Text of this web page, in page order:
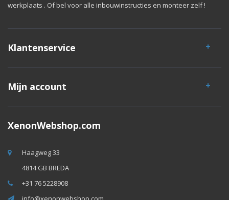
werkplaats . Of bel voor alle inbouwinstructies en monteer zelf !
Klantenservice
Mijn account
XenonWebshop.com
Haagweg 33
4814 GB BREDA
+31 76 5228908